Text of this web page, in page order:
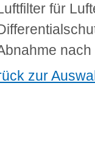
für
nach
zur